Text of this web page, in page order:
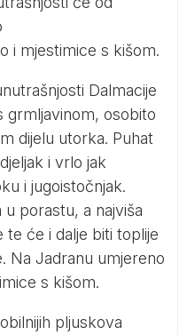
i mjestimice s kišom.
Dalmacije
grmljavinom, osobito
dijelu utorka. Puhat
i vrlo jak
i jugoistočnjak.
porastu, a najviša
će i dalje biti toplije
Na Jadranu umjereno
s kišom.
pljuskova